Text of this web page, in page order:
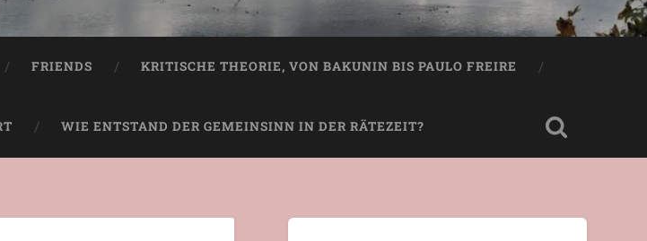
FRIENDS KRITISCHE THEORIE, VON BAKUNIN BIS PAULO FREIRE
WIE ENTSTAND DER GEMEINSINN IN DER RÄTEZEIT?